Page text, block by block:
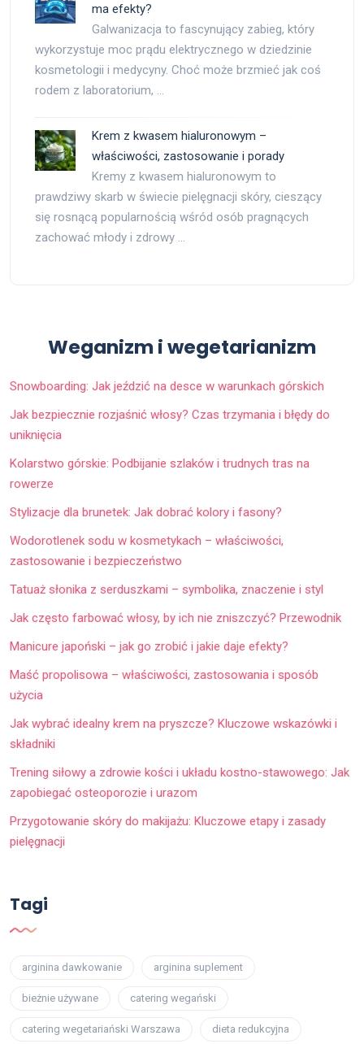
ma efekty?
Galwanizacja to fascynujący zabieg, który
wykorzystuje moc prądu elektrycznego w dziedzinie
kosmetologii i medycyny. Choć może brzmieć jak coś
rodem z laboratorium, …
Krem z kwasem hialuronowym –
właściwości, zastosowanie i porady
Kremy z kwasem hialuronowym to
prawdziwy skarb w świecie pielęgnacji skóry, cieszący
się rosnącą popularnością wśród osób pragnących
zachować młody i zdrowy …
Weganizm i wegetarianizm
Snowboarding: Jak jeździć na desce w warunkach górskich
Jak bezpiecznie rozjaśnić włosy? Czas trzymania i błędy do
uniknięcia
Kolarstwo górskie: Podbijanie szlaków i trudnych tras na
rowerze
Stylizacje dla brunetek: Jak dobrać kolory i fasony?
Wodorotlenek sodu w kosmetykach – właściwości,
zastosowanie i bezpieczeństwo
Tatuaż słonika z serduszkami – symbolika, znaczenie i styl
Jak często farbować włosy, by ich nie zniszczyć? Przewodnik
Manicure japoński – jak go zrobić i jakie daje efekty?
Maść propolisowa – właściwości, zastosowania i sposób
użycia
Jak wybrać idealny krem na pryszcze? Kluczowe wskazówki i
składniki
Trening siłowy a zdrowie kości i układu kostno-stawowego: Jak
zapobiegać osteoporozie i urazom
Przygotowanie skóry do makijażu: Kluczowe etapy i zasady
pielęgnacji
Tagi
arginina dawkowanie arginina suplement
bieżnie używane catering wegański
catering wegetariański Warszawa dieta redukcyjna